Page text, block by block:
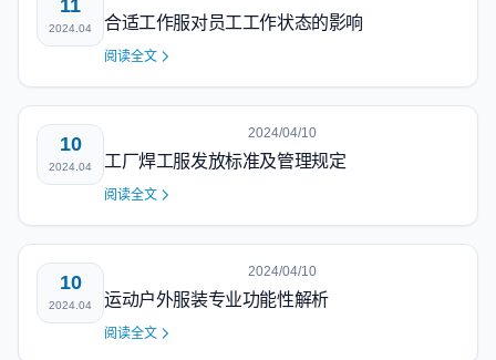
11
2024.04 合适工作服对员工工作状态的影响
阅读全文
10
2024.04
2024/04/10
工厂焊工服发放标准及管理规定
阅读全文
10
2024.04
2024/04/10
运动户外服装专业功能性解析
阅读全文